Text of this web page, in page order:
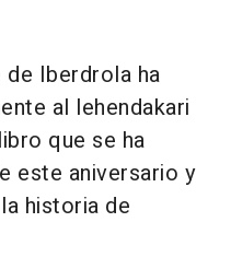
Iberdrola ha
al lehendakari
que se ha
este aniversario y
historia de